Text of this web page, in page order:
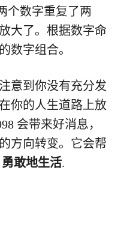
个数字重复了两
大了。根据数字命
数字组合。
意到你没有充分发
你的人生道路上放
会带来好消息，
方向转变。它会帮
敢地生活.